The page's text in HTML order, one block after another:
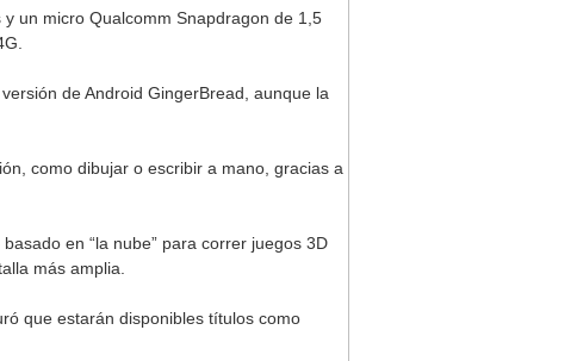
un micro Qualcomm Snapdragon de 1,5
de Android GingerBread, aunque la
como dibujar o escribir a mano, gracias a
en “la nube” para correr juegos 3D
más amplia.
que estarán disponibles títulos como